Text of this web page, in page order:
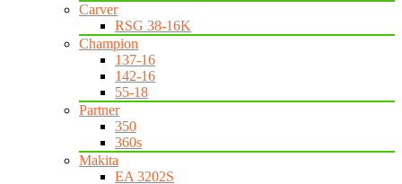
Carver
RSG 38-16K
Champion
137-16
142-16
55-18
Partner
350
360s
Makita
EA 3202S